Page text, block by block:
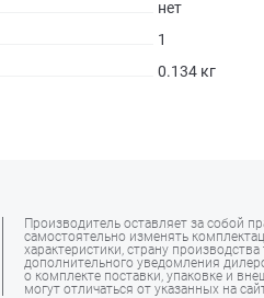
нет
1
0.134 кг
Производитель оставляет за собой
самостоятельно изменять
характеристики, страну производства
дополнительного уведомления
о комплекте поставки, упаковке и
могут отличаться от указанных на